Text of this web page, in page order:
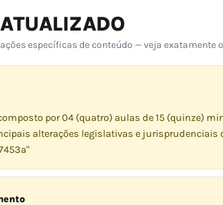
específicas de conteúdo — veja exatamente
por 04 (quatro) aulas de 15 (quinze)
alterações legislativas e jurisprudenciais